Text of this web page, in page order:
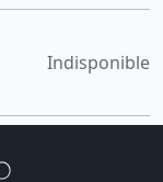
Indisponible